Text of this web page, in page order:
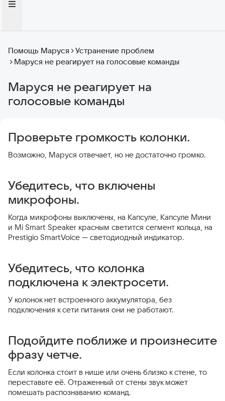
Помощь Маруся
Устранение проблем
Маруся не реагирует на голосовые команды
Маруся не реагирует на
голосовые команды
Проверьте громкость колонки.
Возможно, Маруся отвечает, но не достаточно громко.
Убедитесь, что включены
микрофоны.
Когда микрофоны выключены, на Капсуле, Капсуле Мини
и Mi Smart Speaker красным светится сегмент кольца, на
Prestigio SmartVoice — светодиодный индикатор.
Убедитесь, что колонка
подключена к электросети.
У колонок нет встроенного аккумулятора, без
подключения к сети питания они не работают.
Подойдите поближе и произнесите
фразу четче.
Если колонка стоит в нише или очень близко к стене, то
переставьте её. Отраженный от стены звук может
помешать распознаванию команд.